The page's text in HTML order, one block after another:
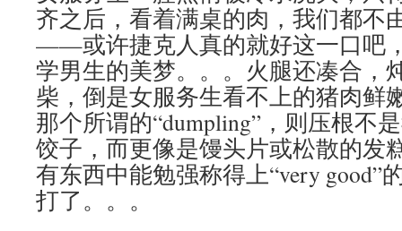
齐之后，看着满桌的肉，我们都不
——或许捷克人真的就好这一口吧
学男生的美梦。。。火腿还凑合，
柴，倒是女服务生看不上的猪肉鲜
那个所谓的“dumpling”，则压根不
饺子，而更像是馒头片或松散的发
有东西中能勉强称得上“very good”
打了。。。